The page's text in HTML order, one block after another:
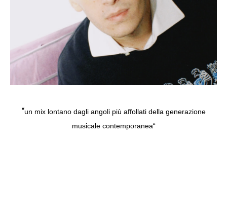
“un mix lontano dagli angoli più affollati della generazione
musicale contemporanea“